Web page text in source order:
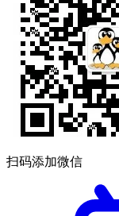
扫码添加微信